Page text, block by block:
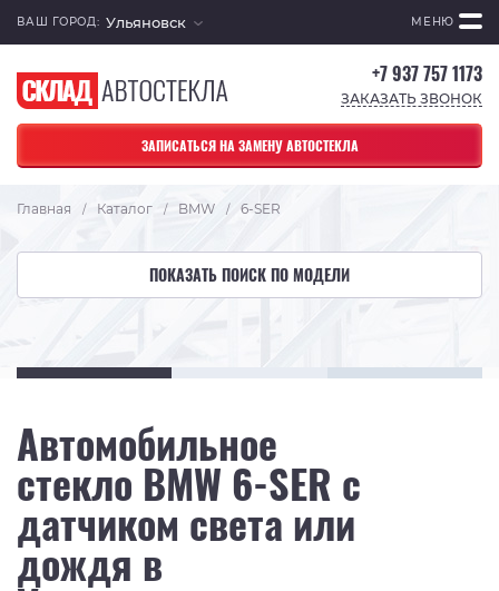
ВАШ ГОРОД: Ульяновск МЕНЮ
+7 937 757 1173
ЗАКАЗАТЬ ЗВОНОК
ЗАПИСАТЬСЯ НА ЗАМЕНУ АВТОСТЕКЛА
Главная / Каталог / BMW / 6-SER
ПОКАЗАТЬ ПОИСК ПО МОДЕЛИ
Автомобильное
стекло BMW 6-SER с
датчиком света или
дождя в